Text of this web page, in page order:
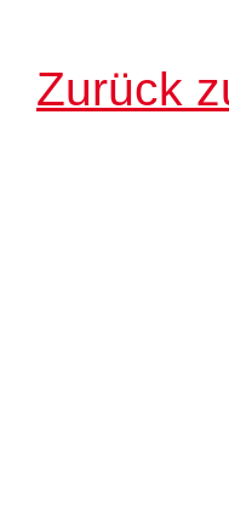
Zurück